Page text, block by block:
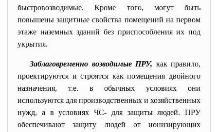
быстровозводимые. Кроме того, могут быть
повышены защитные свойства помещений на первом
этаже наземных зданий без приспособления их под
укрытия.
Заблаговременно возводимые ПРУ, как правило,
проектируются и строятся как помещения двойного
назначения, т.е. в обычных условиях они
используются для производственных и хозяйственных
нужд, а в условиях ЧС- для защиты людей. ПРУ
обеспечивают защиту людей от ионизирующих